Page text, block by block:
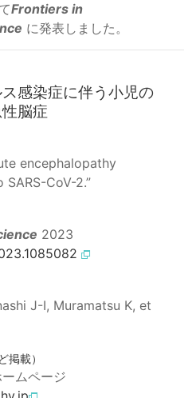
Frontiers in
に発表しました。
感染症に伴う小児の
脳症
encephalopathy
CoV-2.”
2023
J-I, Muramatsu K, et
掲載）
ムページ